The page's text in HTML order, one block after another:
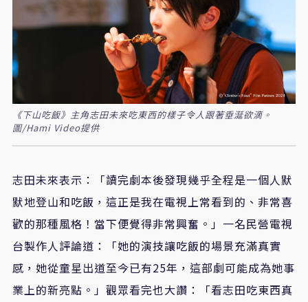
《下山吃飯》主角志田未來吃東西的樣子令人跟著垂涎欲滴。
圖/Hami Video提供
志田未來表示：「讀完劇本後發現幾乎全程是一個人默
默地登山和吃飯，這正是我在電視上常看到的、非常喜
歡的那種風格！當下便覺得非常興奮。」一名民營電視
台製作人評論道：「她的演技讓吃飯的場景充滿真實
感，她從童星出道至今已有25年，這部劇可能成為她事
業上的新亮點。」觀眾看完也大讚：「看志田吃東西真